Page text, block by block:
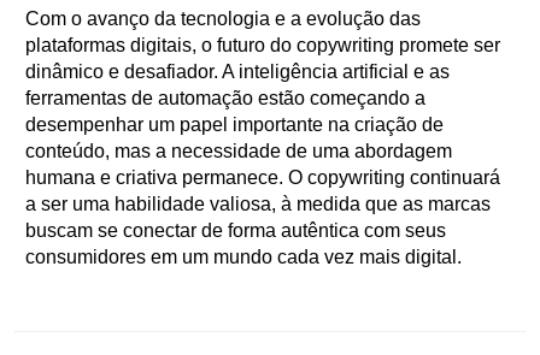
Com o avanço da tecnologia e a evolução das
plataformas digitais, o futuro do copywriting promete ser
dinâmico e desafiador. A inteligência artificial e as
ferramentas de automação estão começando a
desempenhar um papel importante na criação de
conteúdo, mas a necessidade de uma abordagem
humana e criativa permanece. O copywriting continuará
a ser uma habilidade valiosa, à medida que as marcas
buscam se conectar de forma autêntica com seus
consumidores em um mundo cada vez mais digital.